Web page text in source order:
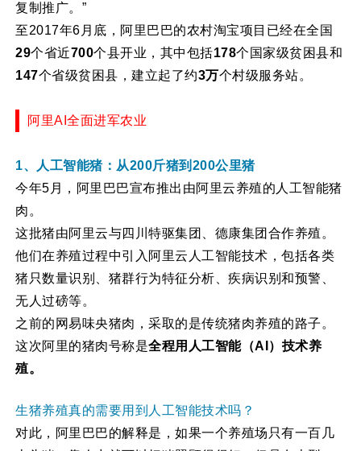
复制推广。”
至2017年6月底，阿里巴巴的农村淘宝项目已经在全国
29个省近700个县开业，其中包括178个国家级贫困县和
147个省级贫困县，建立起了约3万个村级服务站。
阿里AI全面进军农业
1、人工智能猪：从200斤猪到200公里猪
今年5月，阿里巴巴宣布推出由阿里云养殖的人工智能猪
肉。
这批猪由阿里云与四川特驱集团、德康集团合作养殖。
他们在养殖过程中引入阿里云人工智能技术，包括各类
猪只数量识别、猪群行为特征分析、疾病识别和预警、
无人过磅等。
之前的网易味央猪肉，采取的是传统猪肉养殖的路子。
这次阿里的猪肉号称是全程用人工智能（AI）技术养
殖。
生猪养殖真的需要用到人工智能技术吗？
对此，阿里巴巴的解释是，如果一个养殖场只有一百几